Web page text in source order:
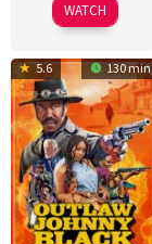
WATCH
5.6 130 min